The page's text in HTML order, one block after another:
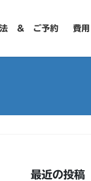
法 ＆ ご予約 費用
最近の投稿